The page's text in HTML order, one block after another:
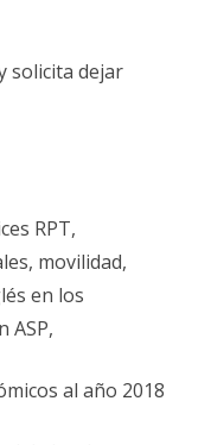
solicita dejar
RPT,
movilidad,
en los
ASP,
al año 2018